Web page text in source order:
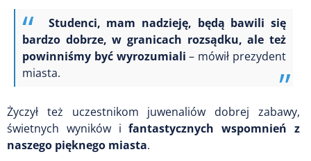
Studenci, mam nadzieję, będą bawili się
bardzo dobrze, w granicach rozsądku, ale też
powinniśmy być wyrozumiali – mówił prezydent
miasta.
Życzył też uczestnikom juwenaliów dobrej zabawy,
świetnych wyników i fantastycznych wspomnień z
naszego pięknego miasta.